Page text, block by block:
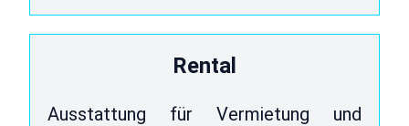
Rental
Ausstattung für Vermietung und